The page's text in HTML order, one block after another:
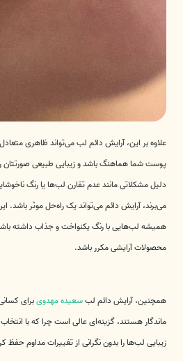
علاوه بر این، آرایش دائم لب می‌تواند ظاهری
پوست شما هماهنگ باشد و زیبایی طبیعی صورتتان
دلیل مشکلاتی مانند عدم تقارن لب‌ها یا رنگ
می‌برند، آرایش دائم می‌تواند یک راه‌حل موثر
همیشه لب‌هایی با رنگ یکنواخت و جذاب داشته
محصولات آرایشی مکرر باشد.
همچنین، آرایش دائم لبسعیده مهدویبرای
ماندگار هستند، گزینه‌ای عالی است چرا که با
زیبایی لب‌ها را بدون نگرانی از تغییرات مداوم حفظ